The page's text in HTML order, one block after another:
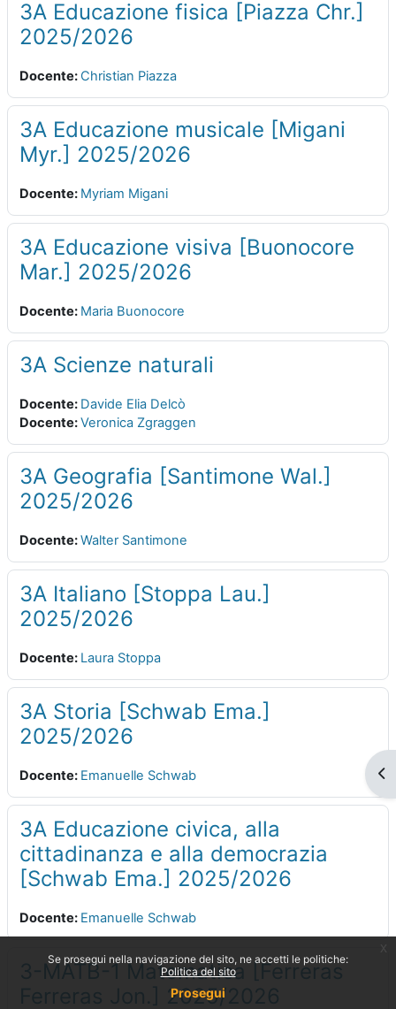
Se prosegui nella navigazione del sito, ne accetti le politiche:
Politica del sito
Prosegui
x
3A Educazione fisica [Piazza Chr.]
2025/2026
Docente: Christian Piazza
3A Educazione musicale [Migani
Myr.] 2025/2026
Docente: Myriam Migani
3A Educazione visiva [Buonocore
Mar.] 2025/2026
Docente: Maria Buonocore
3A Scienze naturali
Docente: Davide Elia Delcò
Docente:Veronica Zgraggen
3A Geografia [Santimone Wal.]
2025/2026
Docente:Walter Santimone
3A Italiano [Stoppa Lau.]
2025/2026
Docente: Laura Stoppa
3A Storia [Schwab Ema.]
2025/2026
Docente: Emanuelle Schwab
3A Educazione civica, alla
cittadinanza e alla democrazia
[Schwab Ema.] 2025/2026
Docente: Emanuelle Schwab
3-MATB-1 Matematica [Ferreras
Ferreras Jon.] 2025/2026